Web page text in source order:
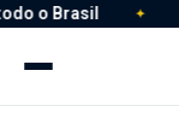
Descontos em